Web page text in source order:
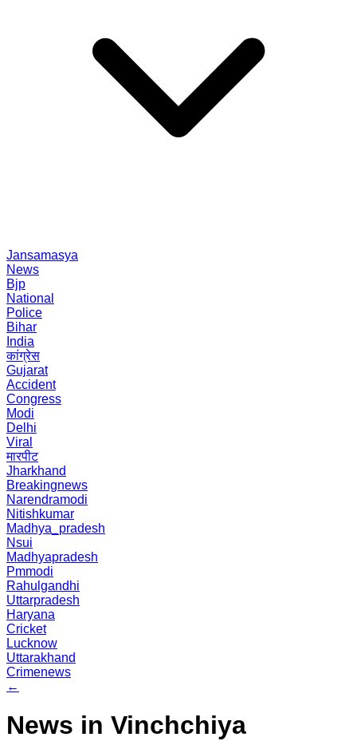
Jansamasya
News
Bjp
National
Police
Bihar
India
कांग्रेस
Gujarat
Accident
Congress
Modi
Delhi
Viral
मारपीट
Jharkhand
Breakingnews
Narendramodi
Nitishkumar
Madhya_pradesh
Nsui
Madhyapradesh
Pmmodi
Rahulgandhi
Uttarpradesh
Haryana
Cricket
Lucknow
Uttarakhand
Crimenews
←
News in Vinchchiya